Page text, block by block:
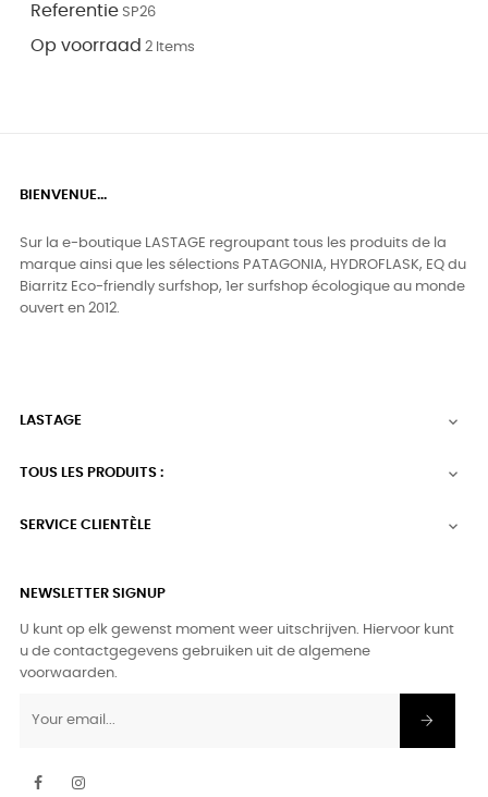
Referentie SP26
Op voorraad 2 Items
BIENVENUE...
Sur la e-boutique LASTAGE regroupant tous les produits de la
marque ainsi que les sélections PATAGONIA, HYDROFLASK, EQ du
Biarritz Eco-friendly surfshop, 1er surfshop écologique au monde
ouvert en 2012.
LASTAGE 
TOUS LES PRODUITS : 
SERVICE CLIENTÈLE 
NEWSLETTER SIGNUP
U kunt op elk gewenst moment weer uitschrijven. Hiervoor kunt
u de contactgegevens gebruiken uit de algemene
voorwaarden.
Facebook